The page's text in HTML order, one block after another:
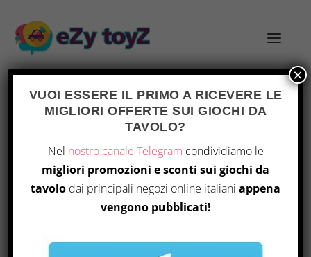
ANNO A HOGWARTS –
DIVERTIMENTO MAGICO!
Inserito daAndrea|Nov 10, 2023|Giocattoli
|0 |
VUOI ESSERE IL PRIMO A RICEVERE LE
MIGLIORI OFFERTE SUI GIOCHI DA
TAVOLO?
Nel nostro canale Telegram condividiamo le
migliori promozioni e sconti sui giochi da
tavolo dai principali negozi online italiani appena
vengono pubblicati!
×